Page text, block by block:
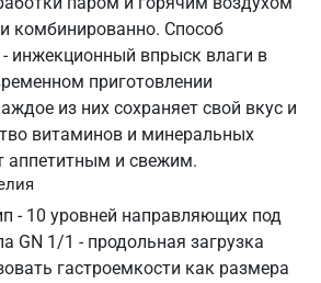
комбинированно. Способ
инжекционный впрыск влаги в
приготовлении
из них сохраняет свой вкус и
витаминов и минеральных
аппетитным и свежим.
- 10 уровней направляющих под
GN 1/1 - продольная загрузка
гастроемкости как размера